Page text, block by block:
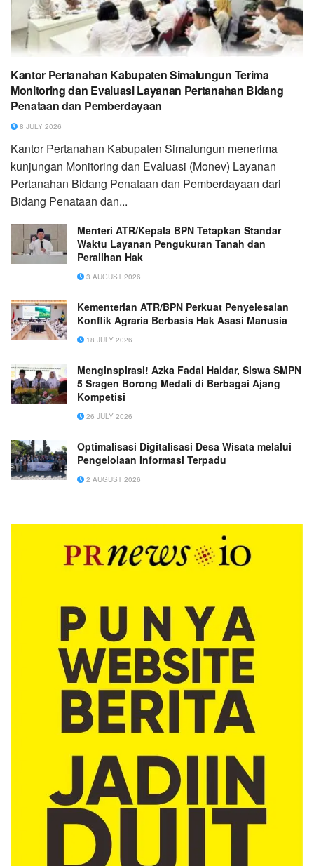
Kantor Pertanahan Kabupaten Simalungun Terima
Monitoring dan Evaluasi Layanan Pertanahan Bidang
Penataan dan Pemberdayaan
8 JULY 2026
Kantor Pertanahan Kabupaten Simalungun menerima
kunjungan Monitoring dan Evaluasi (Monev) Layanan
Pertanahan Bidang Penataan dan Pemberdayaan dari
Bidang Penataan dan...
Menteri ATR/Kepala BPN Tetapkan Standar
Waktu Layanan Pengukuran Tanah dan
Peralihan Hak
3 AUGUST 2026
Kementerian ATR/BPN Perkuat Penyelesaian
Konflik Agraria Berbasis Hak Asasi Manusia
18 JULY 2026
Menginspirasi! Azka Fadal Haidar, Siswa SMPN
5 Sragen Borong Medali di Berbagai Ajang
Kompetisi
26 JULY 2026
Optimalisasi Digitalisasi Desa Wisata melalui
Pengelolaan Informasi Terpadu
2 AUGUST 2026